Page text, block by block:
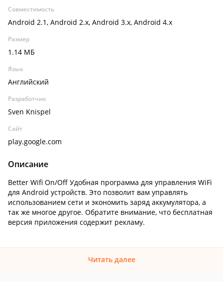
Совместимость
Android 2.1, Android 2.x, Android 3.x, Android 4.x
Размер
1.14 МБ
Язык
Английский
Разработчик
Sven Knispel
Сайт
play.google.com
Описание
Better Wifi On/Off Удобная программа для управления WiFi
для Android устройств. Это позволит вам управлять
использованием сети и экономить заряд аккумулятора, а
так же многое другое. Обратите внимание, что бесплатная
версия приложения содержит рекламу.
Читать далее